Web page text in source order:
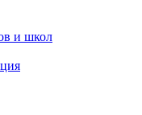
и школ